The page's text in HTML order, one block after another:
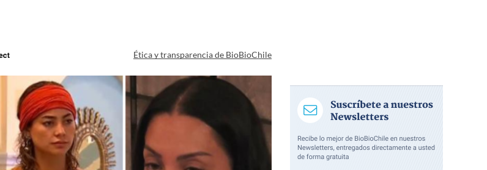
Ética y transparencia de BioBioChile